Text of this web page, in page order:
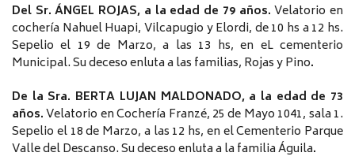
Del Sr. ÁNGEL ROJAS, a la edad de 79 años.Velatorio en
cochería Nahuel Huapi, Vilcapugio y Elordi, de 10 hs a 12 hs.
Sepelio el 19 de Marzo, a las 13 hs, en eL cementerio
Municipal. Su deceso enluta a las familias, Rojas y Pino.
De la Sra. BERTA LUJAN MALDONADO, a la edad de 73
años.Velatorio en Cochería Franzé, 25 de Mayo 1041, sala 1.
Sepelio el 18 de Marzo, a las 12 hs, en el Cementerio Parque
Valle del Descanso. Su deceso enluta a la familia Águila.